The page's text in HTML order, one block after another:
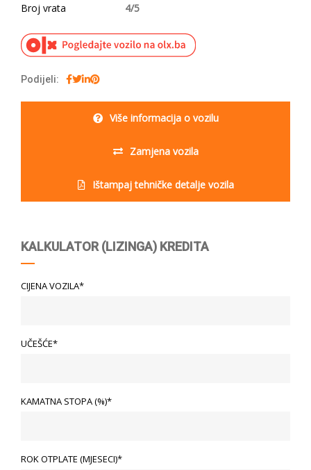
Broj vrata
4/5
Podijeli:
Više informacija o vozilu
Zamjena vozila
Ištampaj tehničke detalje vozila
KALKULATOR (LIZINGA) KREDITA
CIJENA VOZILA*
UČEŠĆE*
KAMATNA STOPA (%)*
ROK OTPLATE (MJESECI)*